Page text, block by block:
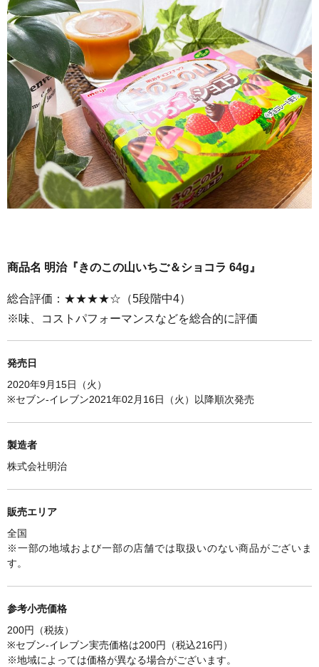
商品名 明治『きのこの山いちご＆ショコラ 64g』
総合評価：★★★★☆（5段階中4）
※味、コストパフォーマンスなどを総合的に評価
発売日
2020年9月15日（火）
※セブン-イレブン2021年02月16日（火）以降順次発売
製造者
株式会社明治
販売エリア
全国
※一部の地域および一部の店舗では取扱いのない商品がございま
す。
参考小売価格
200円（税抜）
※セブン-イレブン実売価格は200円（税込216円）
※地域によっては価格が異なる場合がございます。